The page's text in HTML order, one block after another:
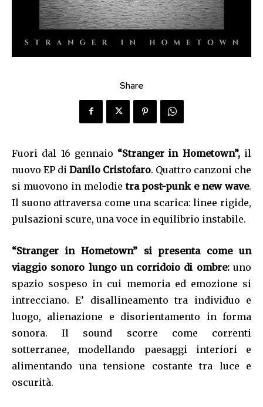
Share
Fuori dal 16 gennaio “Stranger in Hometown”,il
nuovo EP di Danilo Cristofaro. Quattro canzoni che
si muovono in melodie tra post-punk e new wave.
Il suono attraversa come una scarica: linee rigide,
pulsazioni scure, una voce in equilibrio instabile.
“Stranger in Hometown” si presenta come un
viaggio sonoro lungo un corridoio di ombre:uno
spazio sospeso in cui memoria ed emozione si
intrecciano. E’ disallineamento tra individuo e
luogo, alienazione e disorientamento in forma
sonora. Il sound scorre come correnti
sotterranee, modellando paesaggi interiori e
alimentando una tensione costante tra luce e
oscurità.